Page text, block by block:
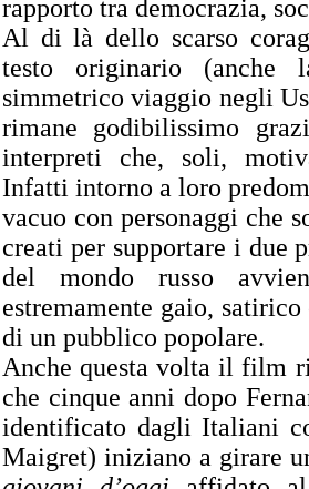
rapporto tra democrazia,
Al di là dello scarso
testo originario (anche
simmetrico viaggio negli
rimane godibilissimo
interpreti che, soli,
Infatti intorno a loro
vacuo con personaggi che
creati per supportare i due
del mondo russo
estremamente gaio,
di un pubblico popolare.
Anche questa volta il film
che cinque anni dopo
identificato dagli Italiani
Maigret) iniziano a girare